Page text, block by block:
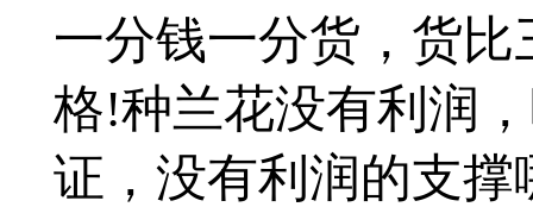
一分钱一分货，货
格!种兰花没有利润
证，没有利润的支